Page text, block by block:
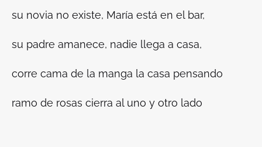
su novia no existe, María está en el bar,
su padre amanece, nadie llega a casa,
corre cama de la manga la casa pensando
ramo de rosas cierra al uno y otro lado